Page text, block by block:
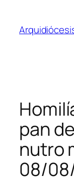
contenido
pan
nutro
08/